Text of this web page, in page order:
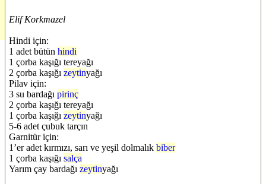
Elif Korkmazel
Hindi için:
1 adet bütün hindi
1 çorba kaşığı tereyağı
2 çorba kaşığı zeytinyağı
Pilav için:
3 su bardağı pirinç
2 çorba kaşığı tereyağı
1 çorba kaşığı zeytinyağı
5-6 adet çubuk tarçın
Garnitür için:
1’er adet kırmızı, sarı ve yeşil dolmalık biber
1 çorba kaşığı salça
Yarım çay bardağı zeytinyağı